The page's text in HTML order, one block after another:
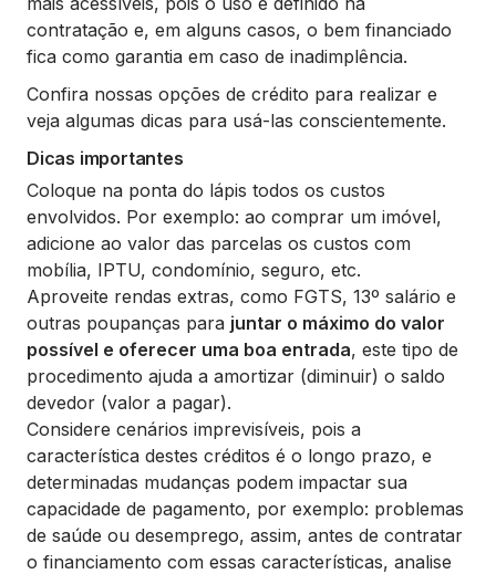
contratação e, em alguns casos, o bem financiado
fica como garantia em caso de inadimplência.
Confira nossas opções de crédito para realizar e
veja algumas dicas para usá-las conscientemente.
Dicas importantes
Coloque na ponta do lápis todos os custos
envolvidos. Por exemplo: ao comprar um imóvel,
adicione ao valor das parcelas os custos com
mobília, IPTU, condomínio, seguro, etc.
Aproveite rendas extras, como FGTS, 13º salário e
outras poupanças para juntar o máximo do valor
possível e oferecer uma boa entrada, este tipo de
procedimento ajuda a amortizar (diminuir) o saldo
devedor (valor a pagar).
Considere cenários imprevisíveis, pois a
característica destes créditos é o longo prazo, e
determinadas mudanças podem impactar sua
capacidade de pagamento, por exemplo: problemas
de saúde ou desemprego, assim, antes de contratar
o financiamento com essas características, analise